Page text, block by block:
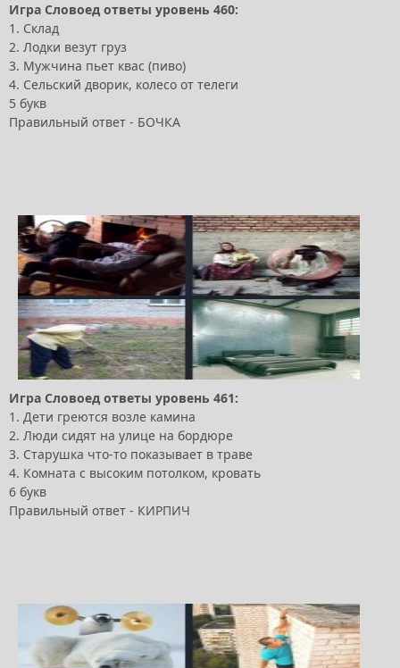
Игра Словоед ответы уровень 460:
1. Склад
2. Лодки везут груз
3. Мужчина пьет квас (пиво)
4. Сельский дворик, колесо от телеги
5 букв
Правильный ответ - БОЧКА
Игра Словоед ответы уровень 461:
1. Дети греются возле камина
2. Люди сидят на улице на бордюре
3. Старушка что-то показывает в траве
4. Комната с высоким потолком, кровать
6 букв
Правильный ответ - КИРПИЧ